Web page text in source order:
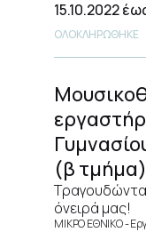
15.10.2022
ΟΛΟΚΛΗΡΩΘΗΚΕ
(β τμήμα)
όνειρά μας!
ΜΙΚΡΟ ΕΘΝΙΚΟ